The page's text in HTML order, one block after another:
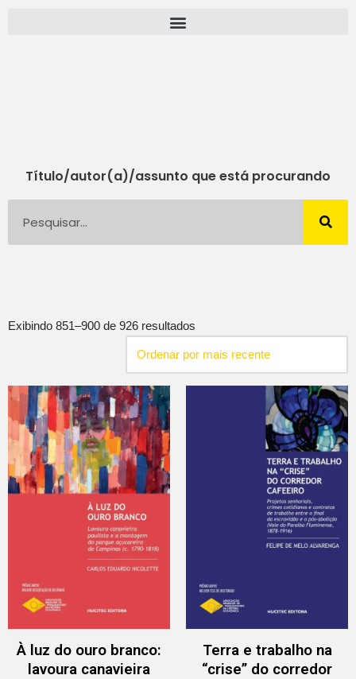
Título/autor(a)/assunto que está procurando
Exibindo 851–900 de 926 resultados
À luz do ouro branco:
lavoura canavieira
Terra e trabalho na
“crise” do corredor